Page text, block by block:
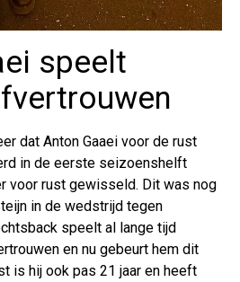
speelt
dat Anton Gaaei voor de rust
in de eerste seizoenshelft
voor rust gewisseld. Dit was nog
in de wedstrijd tegen
speelt al lange tijd
en nu gebeurt hem dit
is hij ook pas 21 jaar en heeft